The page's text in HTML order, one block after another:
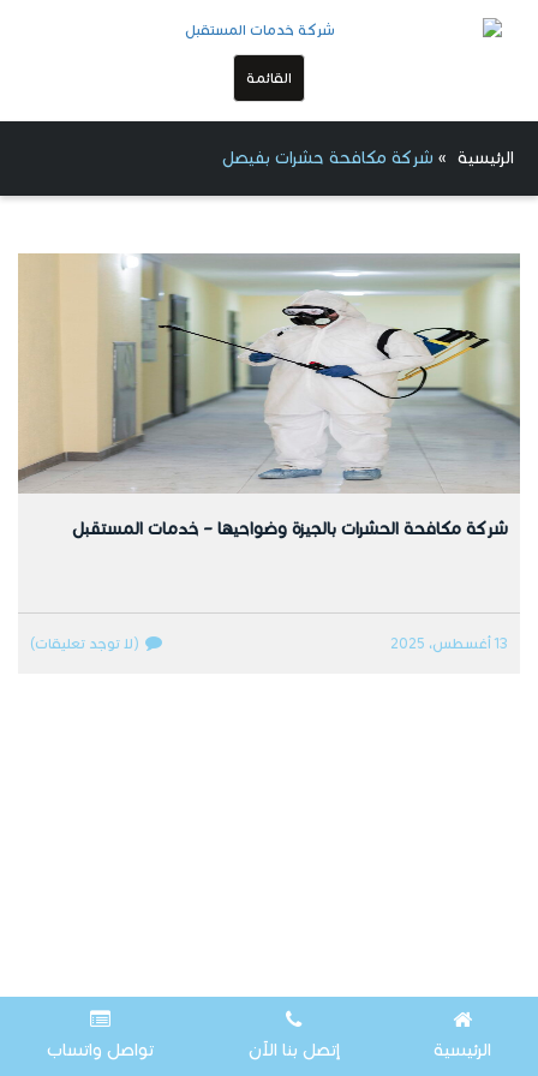
القائمة
الرئيسية » شركة مكافحة حشرات بفيصل
شركة مكافحة الحشرات بالجيزة وضواحيها – خدمات المستقبل
13 أغسطس، 2025 (لا توجد تعليقات)
الرئيسية إتصل بنا الآن تواصل واتساب